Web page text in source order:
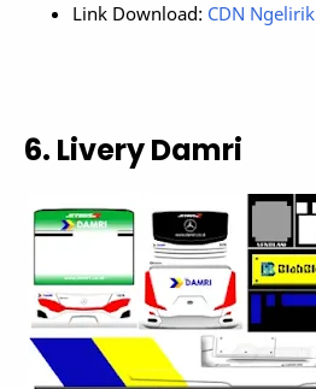
Link Download: CDN Ngelirik
6. Livery Damri